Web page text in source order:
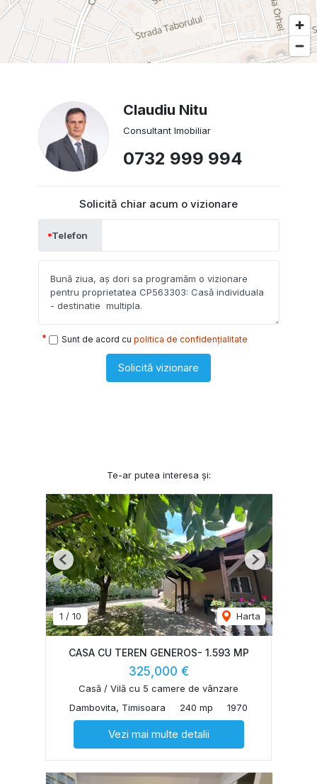
Claudiu Nitu
Consultant Imobiliar
0732 999 994
Solicită chiar acum o vizionare
Telefon
Sunt de acord cu politica de confidențialitate
Solicită vizionare
Te-ar putea interesa și:
1 / 10 Harta
Previous Next
CASA CU TEREN GENEROS- 1.593 MP
325,000 €
Casă / Vilă cu 5 camere de vânzare
Dambovita, Timisoara
240 mp 1970
Vezi mai multe detalii